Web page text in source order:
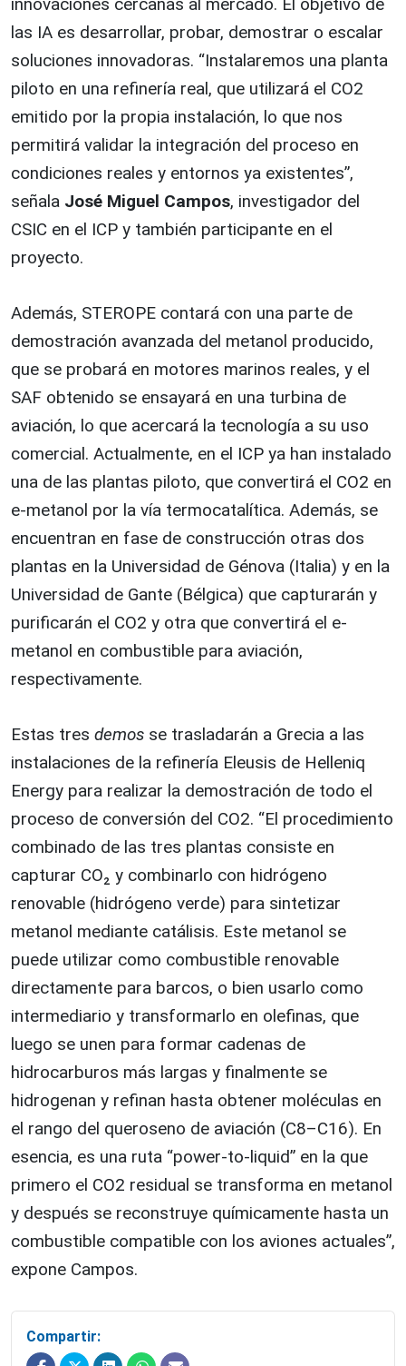
las IA es desarrollar, probar, demostrar o escalar
soluciones innovadoras. “Instalaremos una planta
piloto en una refinería real, que utilizará el CO2
emitido por la propia instalación, lo que nos
permitirá validar la integración del proceso en
condiciones reales y entornos ya existentes”,
señala José Miguel Campos, investigador del
CSIC en el ICP y también participante en el
proyecto.
Además, STEROPE contará con una parte de
demostración avanzada del metanol producido,
que se probará en motores marinos reales, y el
SAF obtenido se ensayará en una turbina de
aviación, lo que acercará la tecnología a su uso
comercial. Actualmente, en el ICP ya han instalado
una de las plantas piloto, que convertirá el CO2 en
e-metanol por la vía termocatalítica. Además, se
encuentran en fase de construcción otras dos
plantas en la Universidad de Génova (Italia) y en la
Universidad de Gante (Bélgica) que capturarán y
purificarán el CO2 y otra que convertirá el e-
metanol en combustible para aviación,
respectivamente.
Estas tres demos se trasladarán a Grecia a las
instalaciones de la refinería Eleusis de Helleniq
Energy para realizar la demostración de todo el
proceso de conversión del CO2. “El procedimiento
combinado de las tres plantas consiste en
capturar CO₂ y combinarlo con hidrógeno
renovable (hidrógeno verde) para sintetizar
metanol mediante catálisis. Este metanol se
puede utilizar como combustible renovable
directamente para barcos, o bien usarlo como
intermediario y transformarlo en olefinas, que
luego se unen para formar cadenas de
hidrocarburos más largas y finalmente se
hidrogenan y refinan hasta obtener moléculas en
el rango del queroseno de aviación (C8–C16). En
esencia, es una ruta “power‑to‑liquid” en la que
primero el CO2 residual se transforma en metanol
y después se reconstruye químicamente hasta un
combustible compatible con los aviones actuales”,
expone Campos.
Compartir: